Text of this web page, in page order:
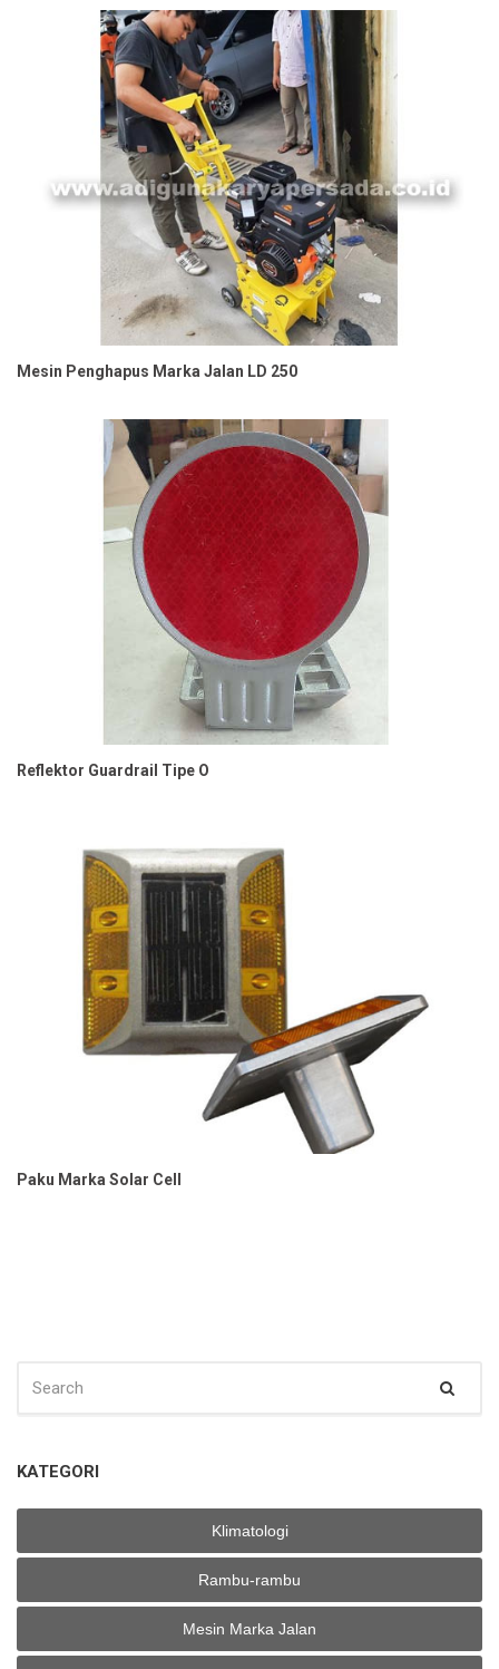
Mesin Penghapus Marka Jalan LD 250
Reflektor Guardrail Tipe O
Paku Marka Solar Cell
FOR:
KATEGORI
Klimatologi
Rambu-rambu
Mesin Marka Jalan